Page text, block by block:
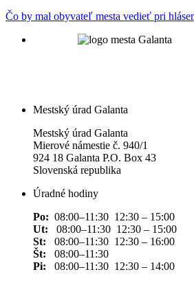
Čo by mal obyvateľ mesta vedieť pri
Mestský úrad Galanta
Mestský úrad Galanta
Mierové námestie č. 940/1
924 18 Galanta P.O. Box 43
Slovenská republika
Úradné hodiny
Po: 08:00–11:30 12:30 – 15:00
Ut: 08:00–11:30 12:30 – 15:00
St: 08:00–11:30 12:30 – 16:00
Št: 08:00–11:30
Pi: 08:00–11:30 12:30 – 14:00